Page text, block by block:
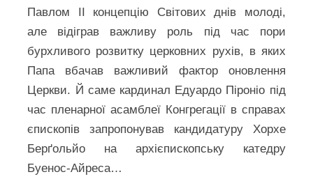
Павлом ІІ концепцію Світових днів молоді,
але відіграв важливу роль під час пори
бурхливого розвитку церковних рухів, в яких
Папа вбачав важливий фактор оновлення
Церкви. Й саме кардинал Едуардо Піроніо під
час пленарної асамблеї Конгрегації в справах
єпископів запропонував кандидатуру Хорхе
Берґольйо на архієпископську катедру
Буенос-Айреса…